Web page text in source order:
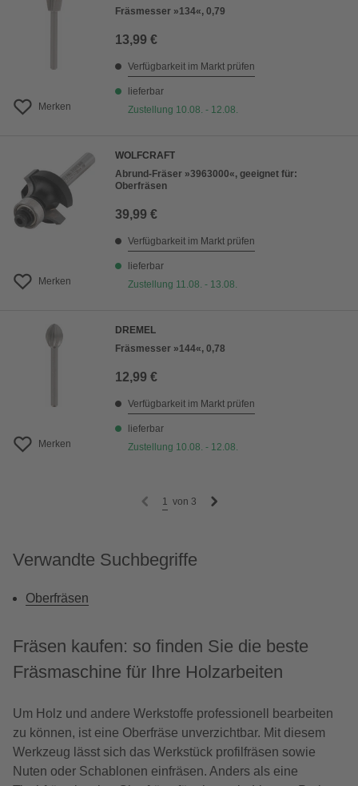
Merken
Fräsmesser »134«, 0,79
13,99 €
Verfügbarkeit im Markt prüfen
lieferbar
Zustellung 10.08. - 12.08.
Merken
WOLFCRAFT
Abrund-Fräser »3963000«, geeignet für:
Oberfräsen
39,99 €
Verfügbarkeit im Markt prüfen
lieferbar
Zustellung 11.08. - 13.08.
Merken
DREMEL
Fräsmesser »144«, 0,78
12,99 €
Verfügbarkeit im Markt prüfen
lieferbar
Zustellung 10.08. - 12.08.
1 von 3
Verwandte Suchbegriffe
Oberfräsen
Fräsen kaufen: so finden Sie die beste
Fräsmaschine für Ihre Holzarbeiten
Um Holz und andere Werkstoffe professionell bearbeiten
zu können, ist eine Oberfräse unverzichtbar. Mit diesem
Werkzeug lässt sich das Werkstück profilfräsen sowie
Nuten oder Schablonen einfräsen. Anders als eine